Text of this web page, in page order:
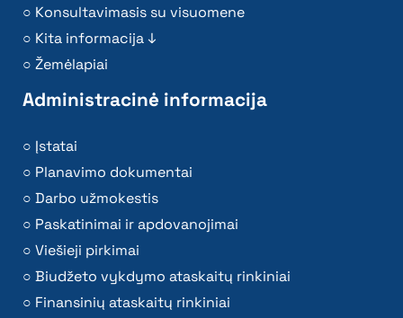
Konsultavimasis su visuomene
Kita informacija ↓
Žemėlapiai
Administracinė informacija
Įstatai
Planavimo dokumentai
Darbo užmokestis
Paskatinimai ir apdovanojimai
Viešieji pirkimai
Biudžeto vykdymo ataskaitų rinkiniai
Finansinių ataskaitų rinkiniai